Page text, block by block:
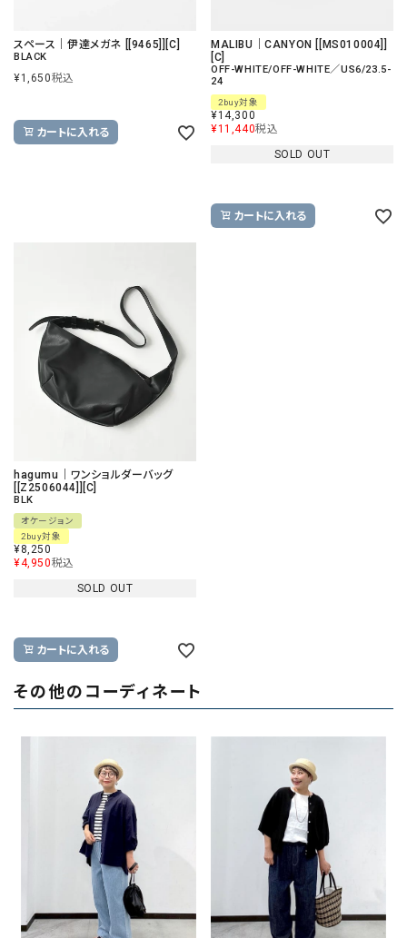
スペース｜伊達メガネ [[9465]][C]
BLACK
¥1,650税込
カートに入れる
MALIBU｜CANYON [[MS010004]]
[C]
OFF-WHITE/OFF-WHITE／US6/23.5-
24
2buy対象
¥14,300
¥11,440税込
SOLD OUT
カートに入れる
hagumu｜ワンショルダーバッグ
[[Z2506044]][C]
BLK
オケージョン
2buy対象
¥8,250
¥4,950税込
SOLD OUT
カートに入れる
その他のコーディネート